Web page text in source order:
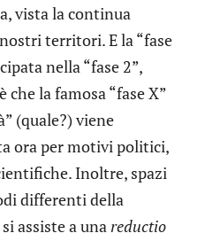
vista la continua
territori. E la “fase
nella “fase 2”,
che la famosa “fase X”
(quale?) viene
ora per motivi politici,
Inoltre, spazi
differenti della
assiste a unareductio